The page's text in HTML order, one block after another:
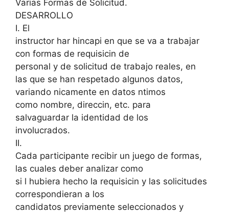
Varias Formas de Solicitud.
DESARROLLO
I. El
instructor har hincapi en que se va a trabajar
con formas de requisicin de
personal y de solicitud de trabajo reales, en
las que se han respetado algunos datos,
variando nicamente en datos ntimos
como nombre, direccin, etc. para
salvaguardar la identidad de los
involucrados.
II.
Cada participante recibir un juego de formas,
las cuales deber analizar como
si l hubiera hecho la requisicin y las solicitudes
correspondieran a los
candidatos previamente seleccionados y